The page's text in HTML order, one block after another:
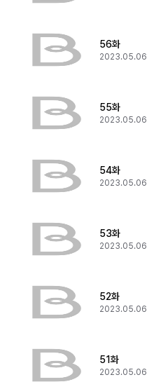
56화
2023.05.06
55화
2023.05.06
54화
2023.05.06
53화
2023.05.06
52화
2023.05.06
51화
2023.05.06